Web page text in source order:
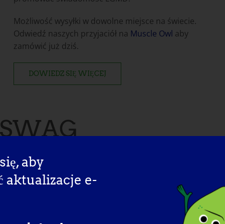
Możliwość wysyłki w dowolne miejsce na świecie.
Odwiedź naszych przyjaciół na Muscle Owl aby
zamówić już dziś.
DOWIEDZ SIĘ WIĘCEJ
innych artykułów z okazji Dnia Świadomości LGMD,
aby
aktualizacje e-